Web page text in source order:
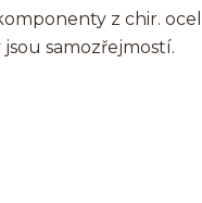
z chir.
samozřejmostí.